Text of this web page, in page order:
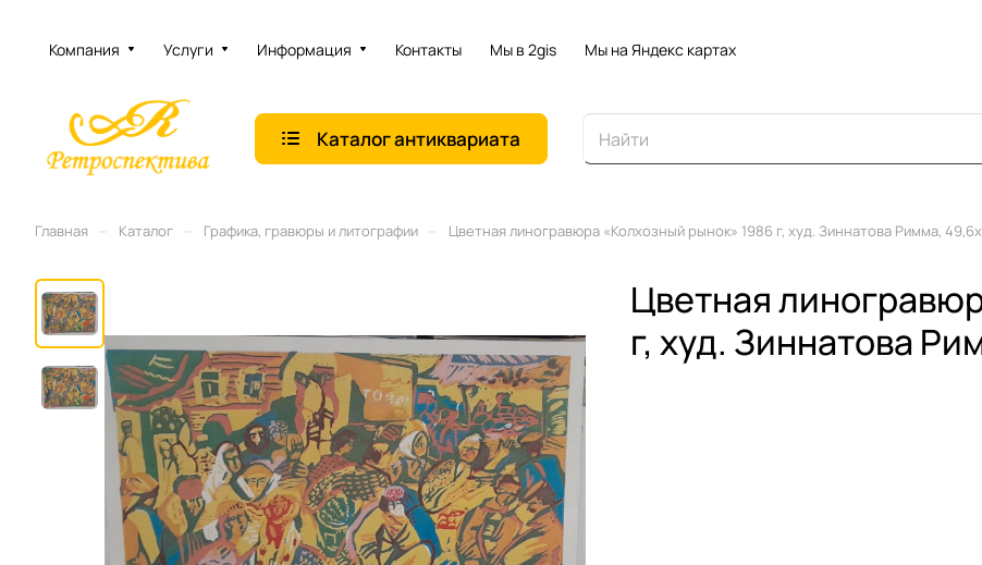
Компания Услуги Информация Контакты Мы в 2gis Мы на Яндекс картах
Каталог антиквариата
Главная Каталог Графика, гравюры и литографии Цветная линогравюра «Колхозный рынок» 1986 г, худ. Зиннатова Римма,
Цветная
г, худ. Зиннатова